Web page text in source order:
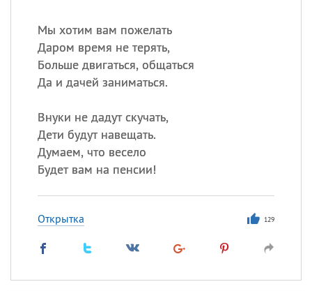
Мы хотим вам пожелать
Даром время не терять,
Больше двигаться, общаться
Да и дачей заниматься.
Внуки не дадут скучать,
Дети будут навещать.
Думаем, что весело
Будет вам на пенсии!
Открытка 129